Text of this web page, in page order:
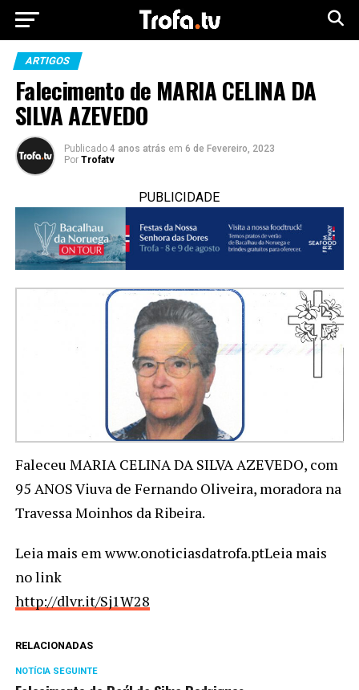
ARTIGOS
Falecimento de MARIA CELINA DA
SILVA AZEVEDO
Publicado 4 anos atrás em 6 de Fevereiro, 2023
Por Trofatv
PUBLICIDADE
Faleceu MARIA CELINA DA SILVA AZEVEDO, com
95 ANOS Viuva de Fernando Oliveira, moradora na
Travessa Moinhos da Ribeira.
Leia mais em www.onoticiasdatrofa.ptLeia mais
no link
http://dlvr.it/Sj1W28
RELACIONADAS
NOTÍCIA SEGUINTE